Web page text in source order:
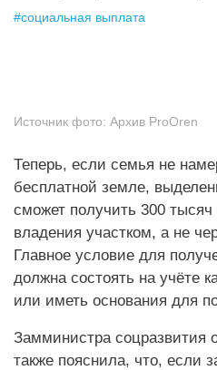
#социальная выплата
Источник фото: Архив ProOren
Теперь, если семья не
бесплатной земле,
сможет получить 300
владения участком, а не
Главное условие для
должна состоять на учёте
или иметь основания для
Замминистра соцразвития
также пояснила, что, если